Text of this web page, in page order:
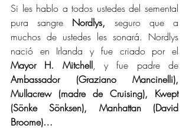
Si les hablo a todos ustedes del semental
pura sangre Nordlys, seguro que a
muchos de ustedes les sonará. Nordlys
Mayor H. Mitchell
Ambassador (Graziano Mancinelli),
Mullacrew (madre de Cruising), Kwept
(Sönke Sönksen), Manhattan (David
Broome)…